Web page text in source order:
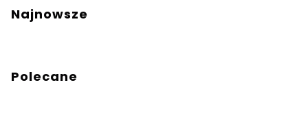
Najnowsze
Polecane